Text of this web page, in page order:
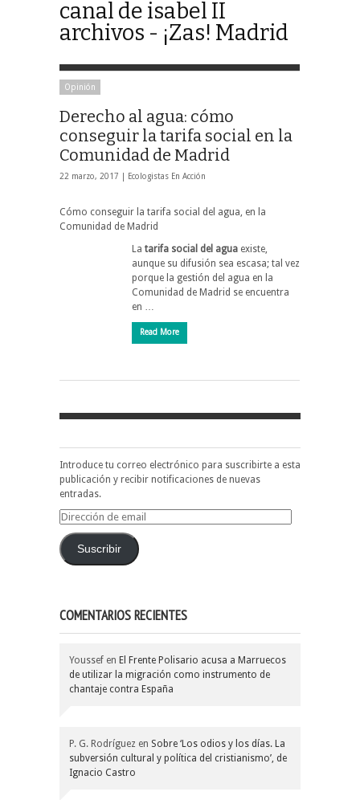
canal de isabel II
archivos - ¡Zas! Madrid
Opinión
Derecho al agua: cómo
conseguir la tarifa social en la
Comunidad de Madrid
22 marzo, 2017 | Ecologistas En Acción
Cómo conseguir la tarifa social del agua, en la
Comunidad de Madrid
La tarifa social del agua existe,
aunque su difusión sea escasa; tal vez
porque la gestión del agua en la
Comunidad de Madrid se encuentra
en …
Read More
Introduce tu correo electrónico para suscribirte a esta
publicación y recibir notificaciones de nuevas
entradas.
Dirección
emailSuscribir
COMENTARIOS RECIENTES
Youssef en El Frente Polisario acusa a Marruecos
de utilizar la migración como instrumento de
chantaje contra España
P. G. Rodríguez en Sobre ‘Los odios y los días. La
subversión cultural y política del cristianismo’, de
Ignacio Castro